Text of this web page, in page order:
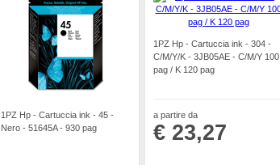
1PZ Hp - Cartuccia ink - 45 -
Nero - 51645A - 930 pag
1PZ Hp - Cartuccia ink - 304 -
C/M/Y/K - 3JB05AE - C/M/Y 100
pag / K 120 pag
a partire da
€ 23,27